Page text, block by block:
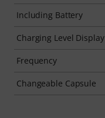
Including Battery
Charging Level Display
Frequency
Changeable Capsule